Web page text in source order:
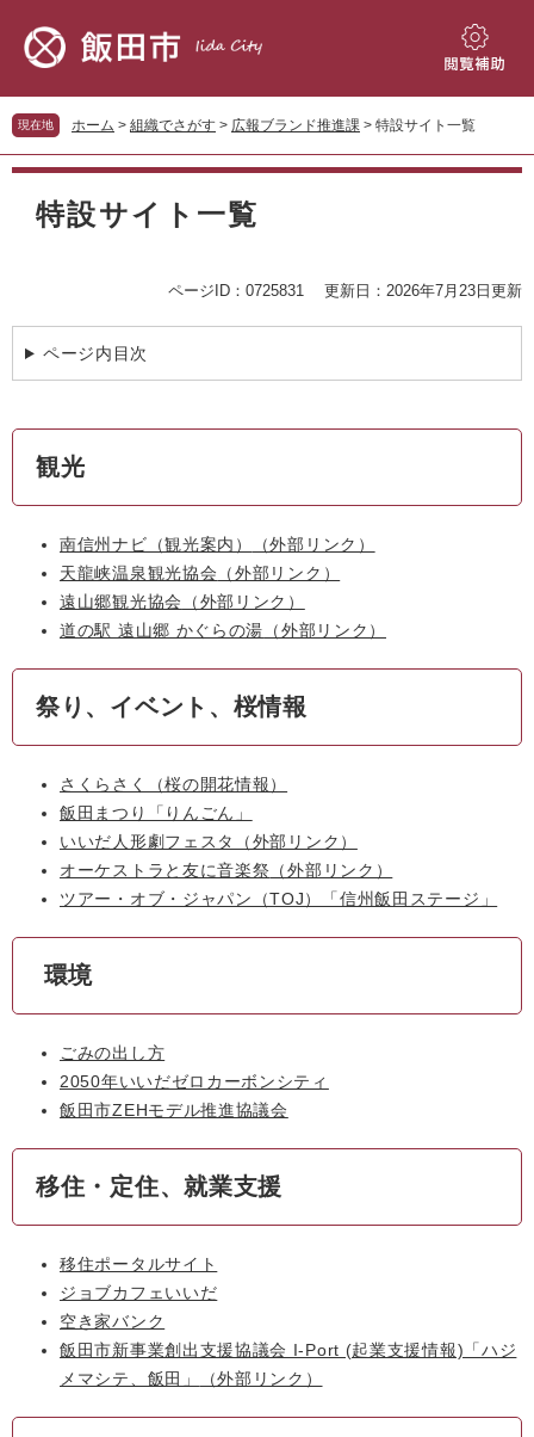
先
頭
を
飛
閲
補
現在地 ホーム > 組織でさがす > 広報ブランド推進課 > 特設サイト一覧
本
特設サイト一覧
ページID：0725831 更新日：2026年7月23日更新
ページ内目次
観光
南信州ナビ（観光案内）
（外部リンク）
天龍峡温泉観光協会 （外部リンク）
遠山郷観光協会
（外部リンク）
道の駅 遠山郷 かぐらの湯 （外部リンク）
祭り、イベント、桜情報
さくらさく（桜の開花情報）
飯田まつり「りんごん」
いいだ人形劇フェスタ
（外部リンク）
オーケストラと友に音楽祭 （外部リンク）
ツアー・オブ・ジャパン（TOJ）「信州飯田ステージ」
環境
ごみの出し方
2050年いいだゼロカーボンシティ
飯田市ZEHモデル推進協議会
移住・定住、就業支援
移住ポータルサイト
ジョブカフェいいだ
空き家バンク
飯田市新事業創出支援協議会 I-Port (起業支援情報)「ハジ
メマシテ、飯田」
（外部リンク）